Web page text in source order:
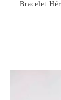
Bracelet